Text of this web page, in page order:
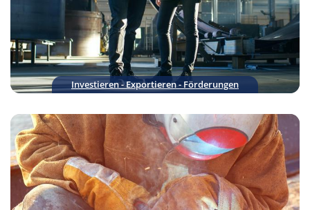
Investieren - Exportieren - Förderungen